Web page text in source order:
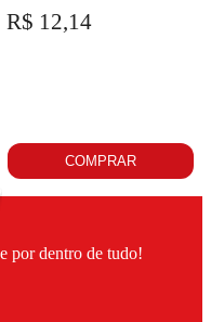
R$ 12,14
COMPRAR
por dentro de tudo!